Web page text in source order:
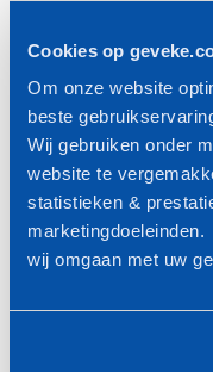
Cookies op
Om onze website
beste
Wij gebruiken onder
website te
statistieken &
wij omgaan met uw
turbocompressor
advies was
onderbouwd. Dat
beslissing." Dat het
het nieuwe
Schotte scoort
energieverbruik per
wordt het koelwater
voor het verwarmen